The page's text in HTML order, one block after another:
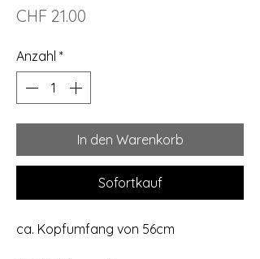
CHF 21.00
Anzahl *
In den Warenkorb
Sofortkauf
ca. Kopfumfang von 56cm